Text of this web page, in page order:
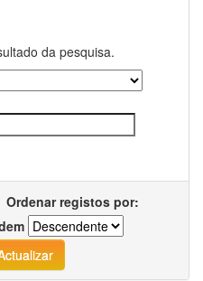
da pesquisa.
Ordenar registos por: